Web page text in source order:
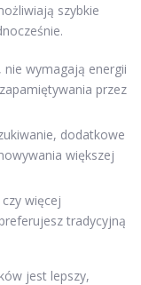
szybkie
nie wymagają energii
przez
dodatkowe
większej
więcej
tradycyjną
jest lepszy,